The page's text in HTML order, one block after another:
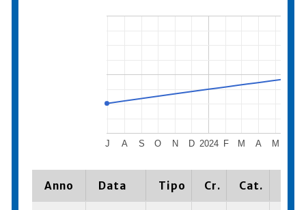
2024
J A S O N D F M A M
Anno Data Tipo Cr. Cat.